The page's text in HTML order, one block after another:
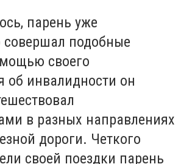
парень уже
совершал подобные
своего
об инвалидности он
в разных направлениях
дороги. Четкого
своей поездки парень